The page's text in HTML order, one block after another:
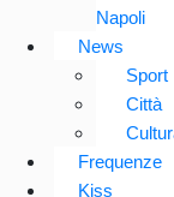
Napoli
News
Sport
Città
Frequenze
Kiss